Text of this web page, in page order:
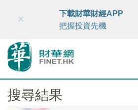
財華智庫網 FINTV FINMETA
×
下載財華財經APP
把握投資先機
搜尋結果